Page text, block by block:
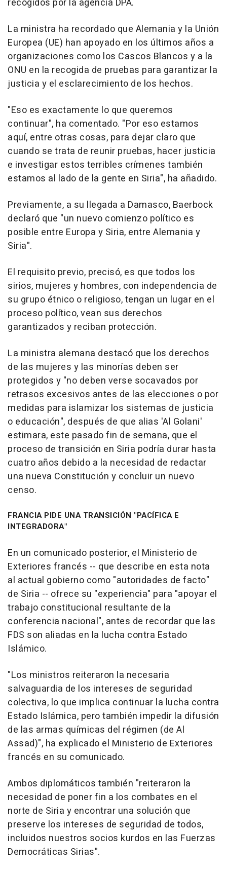
recogidos por la agencia DPA.
La ministra ha recordado que Alemania y la Unión
Europea (UE) han apoyado en los últimos años a
organizaciones como los Cascos Blancos y a la
ONU en la recogida de pruebas para garantizar la
justicia y el esclarecimiento de los hechos.
"Eso es exactamente lo que queremos
continuar", ha comentado. "Por eso estamos
aquí, entre otras cosas, para dejar claro que
cuando se trata de reunir pruebas, hacer justicia
e investigar estos terribles crímenes también
estamos al lado de la gente en Siria", ha añadido.
Previamente, a su llegada a Damasco, Baerbock
declaró que "un nuevo comienzo político es
posible entre Europa y Siria, entre Alemania y
Siria".
El requisito previo, precisó, es que todos los
sirios, mujeres y hombres, con independencia de
su grupo étnico o religioso, tengan un lugar en el
proceso político, vean sus derechos
garantizados y reciban protección.
La ministra alemana destacó que los derechos
de las mujeres y las minorías deben ser
protegidos y "no deben verse socavados por
retrasos excesivos antes de las elecciones o por
medidas para islamizar los sistemas de justicia
o educación", después de que alias 'Al Golani'
estimara, este pasado fin de semana, que el
proceso de transición en Siria podría durar hasta
cuatro años debido a la necesidad de redactar
una nueva Constitución y concluir un nuevo
censo.
FRANCIA PIDE UNA TRANSICIÓN "PACÍFICA E
INTEGRADORA"
En un comunicado posterior, el Ministerio de
Exteriores francés -- que describe en esta nota
al actual gobierno como "autoridades de facto"
de Siria -- ofrece su "experiencia" para "apoyar el
trabajo constitucional resultante de la
conferencia nacional", antes de recordar que las
FDS son aliadas en la lucha contra Estado
Islámico.
"Los ministros reiteraron la necesaria
salvaguardia de los intereses de seguridad
colectiva, lo que implica continuar la lucha contra
Estado Islámica, pero también impedir la difusión
de las armas químicas del régimen (de Al
Assad)", ha explicado el Ministerio de Exteriores
francés en su comunicado.
Ambos diplomáticos también "reiteraron la
necesidad de poner fin a los combates en el
norte de Siria y encontrar una solución que
preserve los intereses de seguridad de todos,
incluidos nuestros socios kurdos en las Fuerzas
Democráticas Sirias".